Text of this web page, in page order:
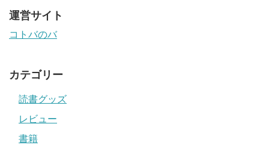
運営サイト
コトバのバ
カテゴリー
読書グッズ
レビュー
書籍